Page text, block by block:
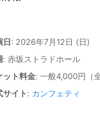
: 2026年7月12日 (日)
: 赤坂ストラドホール
ット料金: 一般4,000円（
サイト : カンフェティ